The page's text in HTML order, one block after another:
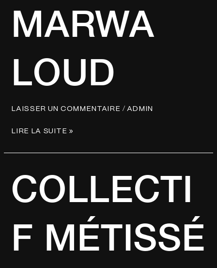
MARWA
LOUD
LAISSER UN COMMENTAIRE / ADMIN
LOUD
LIRE LA SUITE »
COLLECTI
F MÉTISSÉ
MÉTISSÉ